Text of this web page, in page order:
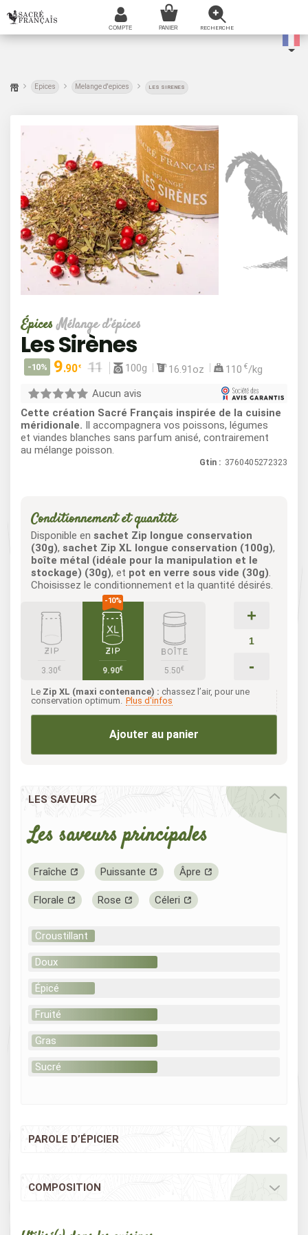
Epices Melange d'epices LES SIRENES
ÉpicesMélange d’épices
Les Sirènes
-10% 9.90 € 100g 16.91oz 110 €/kg
Aucun avis
Cette création Sacré Français inspirée de la cuisine
méridionale. Il accompagnera vos poissons, légumes
et viandes blanches sans parfum anisé, contrairement
au mélange poisson.
Gtin : 3760405272323
Conditionnement et quantité
Disponible en sachet Zip longue conservation
(30g), sachet Zip XL longue conservation (100g),
boîte métal (idéale pour la manipulation et le
stockage) (30g), et pot en verre sous vide (30g).
Choisissez le conditionnement et la quantité désirés.
3.30€ 9.90€
Le Zip XL (maxi contenance) : chassez l’air, pour une
conservation optimum. Plus d'infos
5.50€
+
-
Ajouter au panier
LES SAVEURS
Les saveurs principales
Fraîche Puissante Âpre
Florale Rose Céleri
Croustillant
Doux
Épicé
Fruité
Gras
Sucré
PAROLE D’ÉPICIER
COMPOSITION